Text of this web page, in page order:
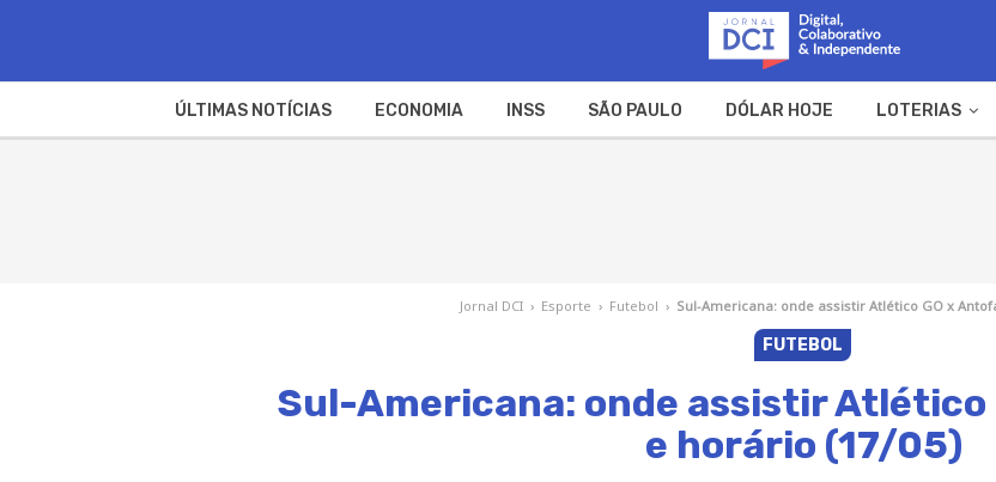
ÚLTIMAS NOTÍCIAS ECONOMIA INSS SÃO PAULO DÓLAR HOJE LOTERIAS
Jornal DCI › Esporte › Futebol › Sul-Americana: onde assistir Atlético GO x
FUTEBOL
Sul-Americana: onde assistir Atlético
e horário (17/05)